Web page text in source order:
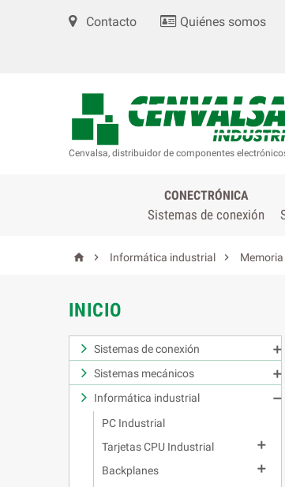
Contacto Quiénes somos
Cenvalsa, distribuidor de componentes
CONECTRÓNICA
Sistemas de conexión
  Informática industrial  Memoria
INICIO
Sistemas de conexión

Sistemas mecánicos

Informática industrial

PC Industrial
Tarjetas CPU Industrial

Backplanes
